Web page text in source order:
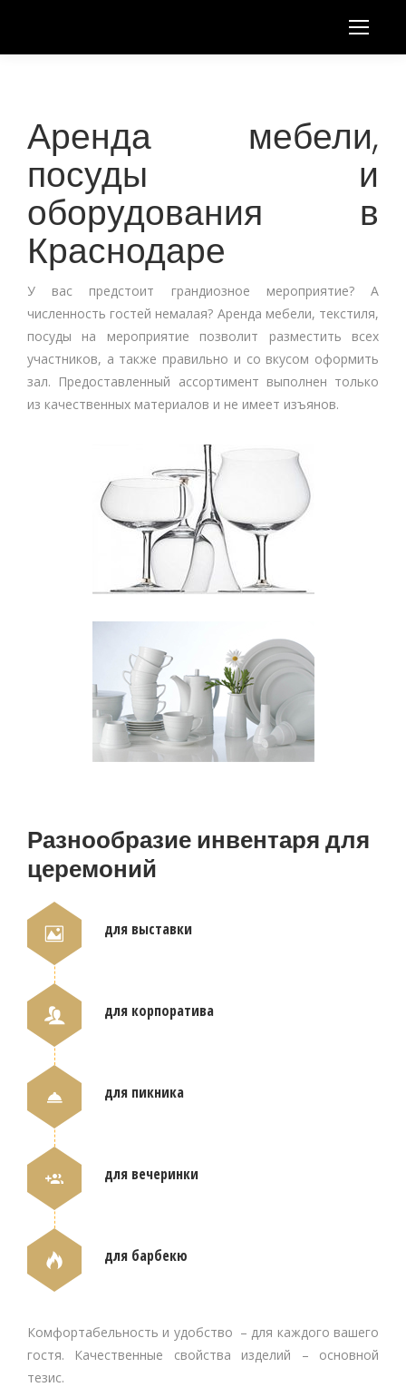
Аренда мебели,
посуды и
оборудования в
Краснодаре
У вас предстоит грандиозное мероприятие? А
численность гостей немалая? Аренда мебели, текстиля,
посуды на мероприятие позволит разместить всех
участников, а также правильно и со вкусом оформить
зал. Предоставленный ассортимент выполнен только
из качественных материалов и не имеет изъянов.
Разнообразие инвентаря для
церемоний
для выставки
для корпоратива
для пикника
для вечеринки
для барбекю
Комфортабельность и удобство – для каждого вашего
гостя. Качественные свойства изделий – основной
тезис.